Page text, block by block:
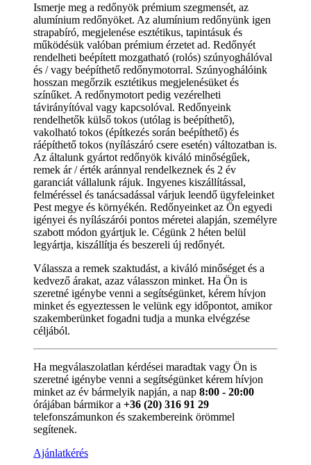
Ismerje meg a redőnyök prémium szegmensét, az
alumínium redőnyöket. Az alumínium redőnyünk igen
strapabíró, megjelenése esztétikus, tapintásuk és
működésük valóban prémium érzetet ad. Redőnyét
rendelheti beépített mozgatható (rolós) szúnyoghálóval
és / vagy beépíthető redőnymotorral. Szúnyoghálóink
hosszan megőrzik esztétikus megjelenésüket és
színűket. A redőnymotort pedig vezérelheti
távirányítóval vagy kapcsolóval. Redőnyeink
rendelhetők külső tokos (utólag is beépíthető),
vakolható tokos (építkezés során beépíthető) és
ráépíthető tokos (nyílászáró csere esetén) változatban is.
Az általunk gyártot redőnyök kiváló minőségűek,
remek ár / érték aránnyal rendelkeznek és 2 év
garanciát vállalunk rájuk. Ingyenes kiszállítással,
felméréssel és tanácsadással várjuk leendő ügyfeleinket
Pest megye és környékén. Redőnyeinket az Ön egyedi
igényei és nyílászárói pontos méretei alapján, személyre
szabott módon gyártjuk le. Cégünk 2 héten belül
legyártja, kiszállítja és beszereli új redőnyét.
Válassza a remek szaktudást, a kiváló minőséget és a
kedvező árakat, azaz válasszon minket. Ha Ön is
szeretné igénybe venni a segítségünket, kérem hívjon
minket és egyeztessen le velünk egy időpontot, amikor
szakemberünket fogadni tudja a munka elvégzése
céljából.
Ha megválaszolatlan kérdései maradtak vagy Ön is
szeretné igénybe venni a segítségünket kérem hívjon
minket az év bármelyik napján, a nap 8:00 - 20:00
órájában bármikor a +36 (20) 316 91 29
telefonszámunkon és szakembereink örömmel
segítenek.
Ajánlatkérés